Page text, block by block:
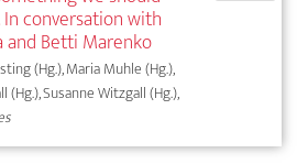
In conversation with
and Betti Marenko
(Hg.), Maria Muhle (Hg.),
(Hg.), Susanne Witzgall (Hg.),